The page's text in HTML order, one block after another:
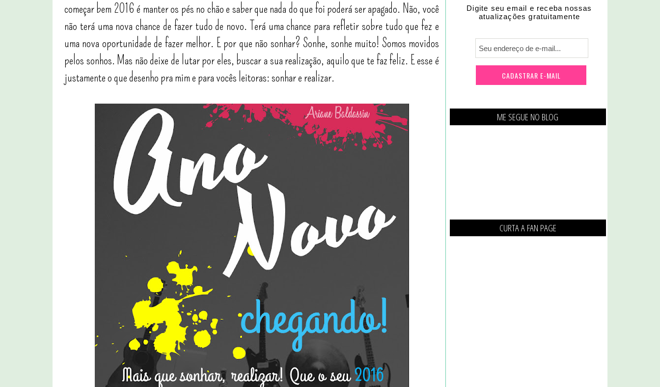
começar bem 2016 é manter os pés no chão e saber que nada do que foi poderá ser apagado. Não, você
não terá uma nova chance de fazer tudo de novo. Terá uma chance para refletir sobre tudo que fez e
uma nova oportunidade de fazer melhor. E por que não sonhar? Sonhe, sonhe muito! Somos movidos
pelos sonhos. Mas não deixe de lutar por eles, buscar a sua realização, aquilo que te faz feliz. E esse é
justamente o que desenho pra mim e para vocês leitoras: sonhar e realizar.
Digite seu email e receba nossas
atualizações gratuitamente
ME SEGUE NO BLOG
CURTA A FAN PAGE